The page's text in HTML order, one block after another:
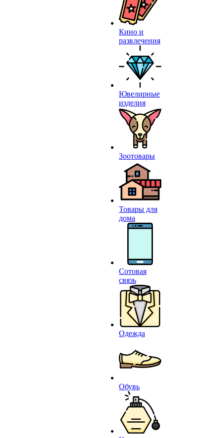
Кино и
развлечения
Ювелирные
изделия
Зоотовары
Товары для
дома
Сотовая
связь
Одежда
Обувь